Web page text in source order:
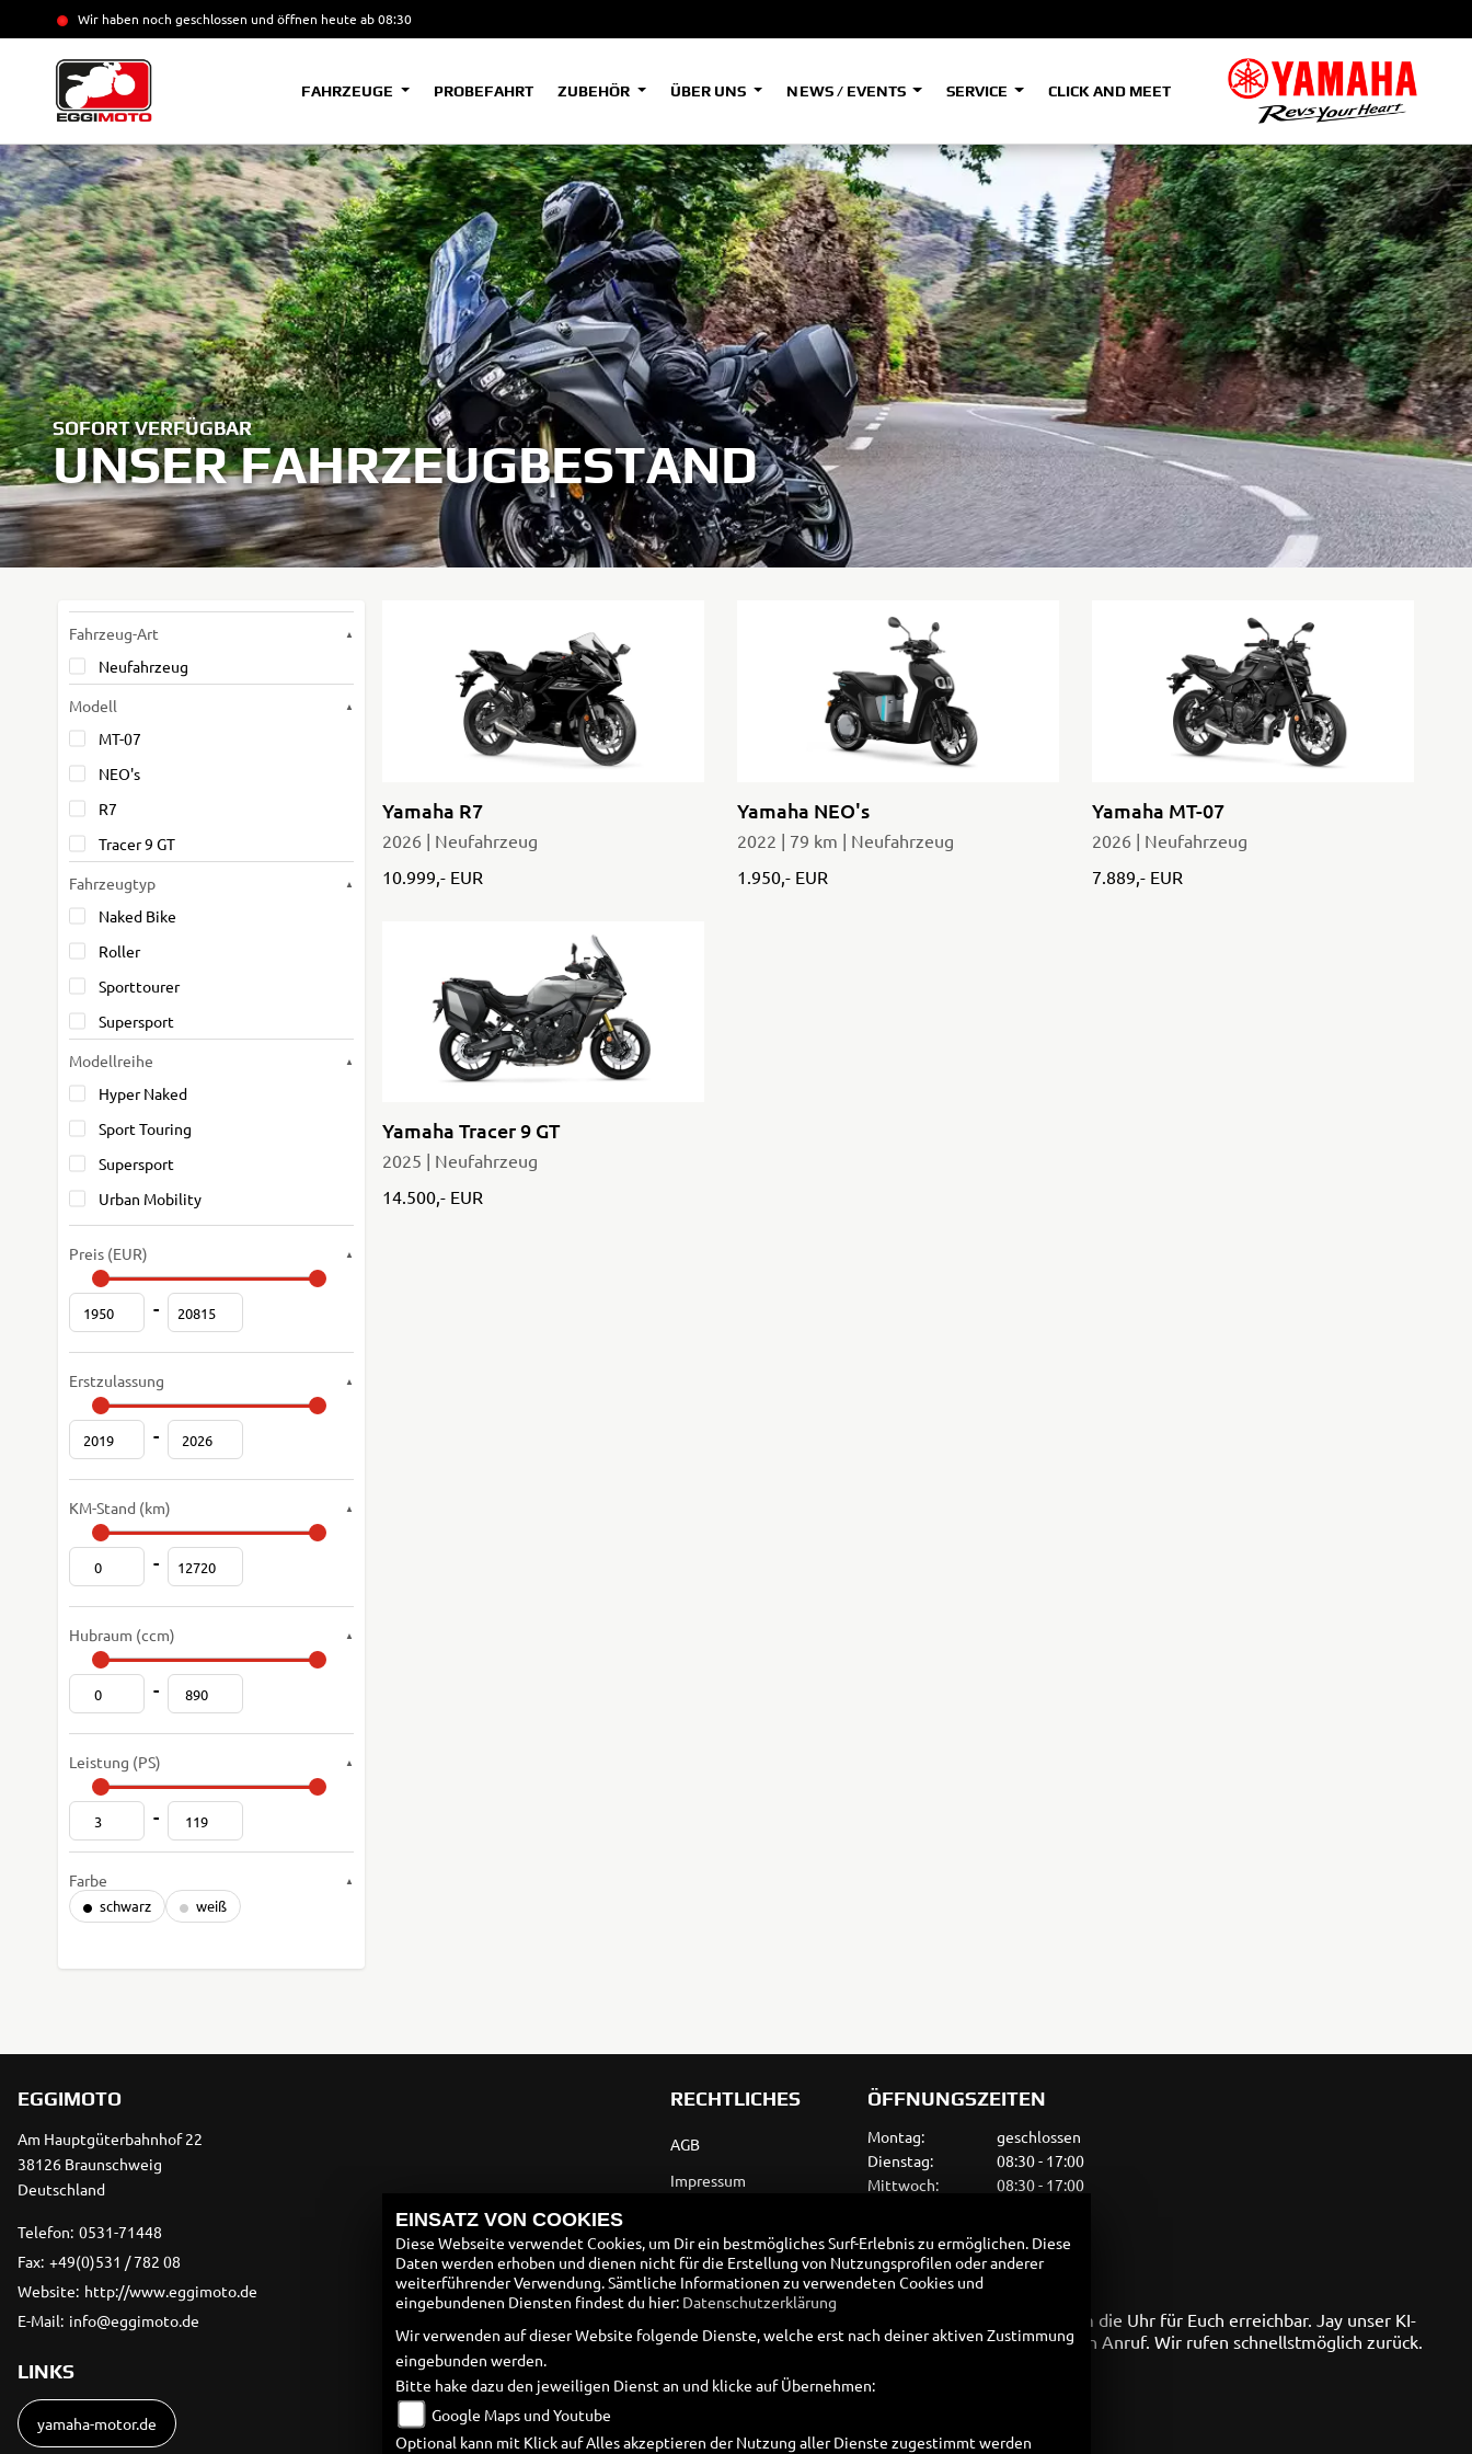
Wir haben noch geschlossen und öffnen heute ab 08:30
FAHRZEUGE
HYPER NAKED
SPORT HERITAGE
SPORT TOURING
SUPERSPORT
Tenere
700
Tenere
700
(Low)
Tenere
700
(Low)
35kW
A2
Tenere
A
Tenere
700
Rally
A2
Tenere
700
Rally
35kW
A
Tenere
A1
WR125R
PROBEFAHRT ZUBEHÖR ÜBER UNS NEWS / EVENTS SERVICE CLICK AND MEET
SOFORT VERFÜGBAR
UNSER FAHRZEUGBESTAND
Fahrzeug-Art
Neufahrzeug
Modell
MT-07
NEO's
R7
Tracer 9 GT
Fahrzeugtyp
Naked Bike
Roller
Sporttourer
Supersport
Modellreihe
Hyper Naked
Sport Touring
Supersport
Urban Mobility
Preis (EUR)
-
Erstzulassung
-
KM-Stand (km)
-
Hubraum (ccm)
-
Leistung (PS)
-
Farbe
schwarz weiß
Yamaha R7
2026 | Neufahrzeug
10.999,- EUR
Yamaha NEO's
2022 | 79 km | Neufahrzeug
1.950,- EUR
Yamaha MT-07
2026 | Neufahrzeug
7.889,- EUR
Yamaha Tracer 9 GT
2025 | Neufahrzeug
14.500,- EUR
EGGIMOTO
Am Hauptgüterbahnhof 22
38126 Braunschweig
Deutschland
Telefon: 0531-71448
Fax: +49(0)531 / 782 08
Website: http://www.eggimoto.de
E-Mail: info@eggimoto.de
LINKS
yamaha-motor.de
RECHTLICHES
AGB
Impressum
Disclaimer
Barrierefreiheit
Batteriegesetz
ÖFFNUNGSZEITEN
Montag:
geschlossen
Dienstag:
08:30 - 17:00
Mittwoch:
08:30 - 17:00
Freitag:
08:30 - 17:00
Samstag:
10:00 - 13:00
Sonntag:
Wir sind Telefonisch rund um die Uhr für Euch erreichbar. Jay unser KI-
Assistent freut sich auf Euren Anruf. Wir rufen schnellstmöglich zurück.
EINSATZ VON COOKIES
Diese Webseite verwendet Cookies, um Dir ein bestmögliches Surf-Erlebnis zu ermöglichen. Diese
Daten werden erhoben und dienen nicht für die Erstellung von Nutzungsprofilen oder anderer
weiterführender Verwendung. Sämtliche Informationen zu verwendeten Cookies und
eingebundenen Diensten findest du hier: Datenschutzerklärung
Wir verwenden auf dieser Website folgende Dienste, welche erst nach deiner aktiven Zustimmung
eingebunden werden.
Bitte hake dazu den jeweiligen Dienst an und klicke auf Übernehmen:
Google Maps und Youtube
Optional kann mit Klick auf Alles akzeptieren der Nutzung aller Dienste zugestimmt werden